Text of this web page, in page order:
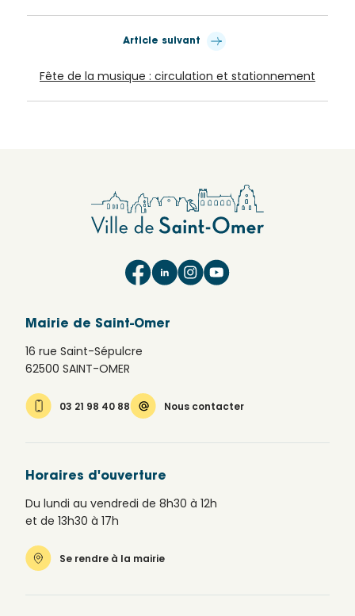
Article suivant
Fête de la musique : circulation et stationnement
Mairie de Saint-Omer
16 rue Saint-Sépulcre
62500 SAINT-OMER
03 21 98 40 88 Nous contacter
Horaires d'ouverture
Du lundi au vendredi de 8h30 à 12h
et de 13h30 à 17h
Se rendre à la mairie